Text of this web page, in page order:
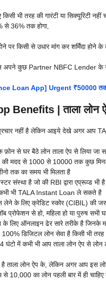
भी तरह की गारंटी या सिक्यूरिटी
से 36% तक होगा,
पर किसी से उधार मांग कर शर्मिंदा
अपने कुछ Partner NBFC Lender के
Loan App] Urgent ₹50000 तक
Benefits | ताला लोन
प्रचार नहीं है लेकिन आइये देखे अगर आप
के फ़ोन से घर बैठे लोन ताला ऐप से लिया जा
मदद से 1000 से 10000 तक कुछ
तक का समय भी मिलता है
संस्था है जो की RBI द्वारा एप्रूव्ड भी है
भी TALA Instant Loan ले सकते है
लेने के लिए क्रेडिट स्कोर (CIBIL) की
प्रोफेशन से हो, महिला हो या पुरुष
के लिए ऑनलाइन ढेर सारे तरीके है जिनके
डिजिटल लोन सेवा है किसी भी
घंटो में कभी भी आप ताला लोन ऐप से
है ताला लोन ऐप के, लेकिन अगर आप इस
10,000 का लोन पहली बार में ही